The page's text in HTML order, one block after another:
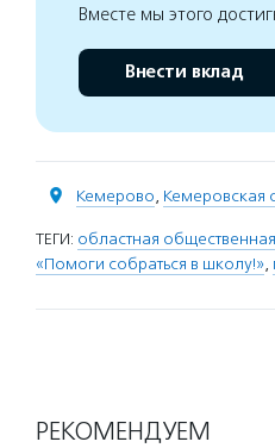
Вместе мы этого
Внести вклад
Кемерово, Кемеровская
ТЕГИ: областная
«Помоги собраться в школу!»,
РЕКОМЕНДУЕМ